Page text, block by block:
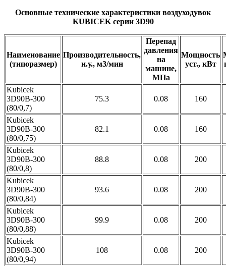
Основные технические характеристики воздуходувок
KUBICEK серии 3D90
Наименование
(типоразмер)
Производительность,
н.у., м3/мин
Перепад
давления
на
машине,
МПа
Мощность
уст., кВт
Kubicek
3D90B-300
(80/0,7)
75.3 0.08 160
Kubicek
3D90B-300
(80/0,75)
82.1 0.08 160
Kubicek
3D90B-300
(80/0,8)
88.8 0.08 200
Kubicek
3D90B-300
(80/0,84)
93.6 0.08 200
Kubicek
3D90B-300
(80/0,88)
99.9 0.08 200
Kubicek
3D90B-300
(80/0,94)
108 0.08 200